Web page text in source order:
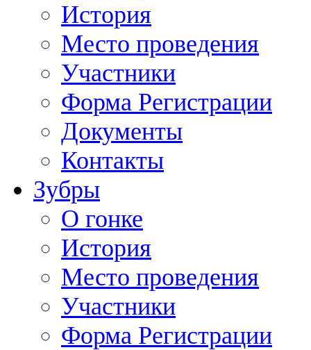
История
Место проведения
Участники
Форма Регистрации
Документы
Контакты
Зубры
О гонке
История
Место проведения
Участники
Форма Регистрации